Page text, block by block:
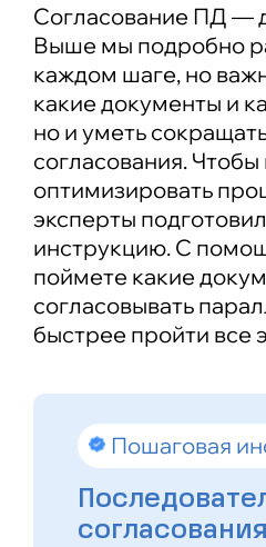
Согласование ПД —
Выше мы подробно
каждом шаге, но
какие документы и
но и уметь
согласования.
оптимизировать
эксперты
инструкцию. С
поймете какие
согласовывать
быстрее пройти все
Пошаговая
согласования